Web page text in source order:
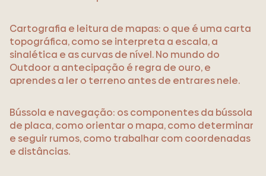
Cartografia e leitura de mapas: o que é uma carta
topográfica, como se interpreta a escala, a
sinalética e as curvas de nível. No mundo do
Outdoor a antecipação é regra de ouro, e
aprendes a ler o terreno antes de entrares nele.
Bússola e navegação: os componentes da bússola
de placa, como orientar o mapa, como determinar
e seguir rumos, como trabalhar com coordenadas
e distâncias.